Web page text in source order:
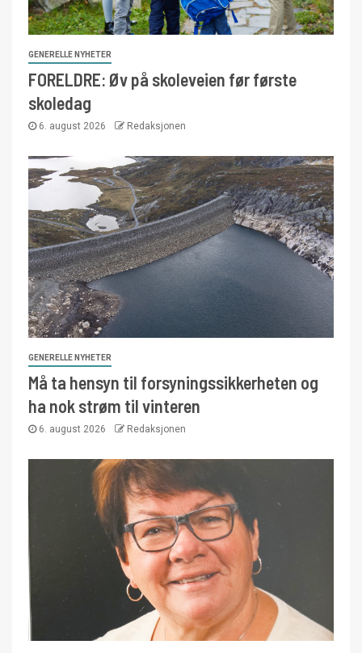
GENERELLE NYHETER
FORELDRE: Øv på skoleveien før første
skoledag
6. august 2026 Redaksjonen
GENERELLE NYHETER
Må ta hensyn til forsyningssikkerheten og
ha nok strøm til vinteren
6. august 2026 Redaksjonen